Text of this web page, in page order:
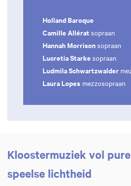
Holland Baroque
Camille Allérat sopraan
Hannah Morrisonsopraan
Lucretia Starke sopraan
Ludmila Schwartzwalder
Laura Lopes mezzosopraan
Kloostermuziek vol
speelse lichtheid